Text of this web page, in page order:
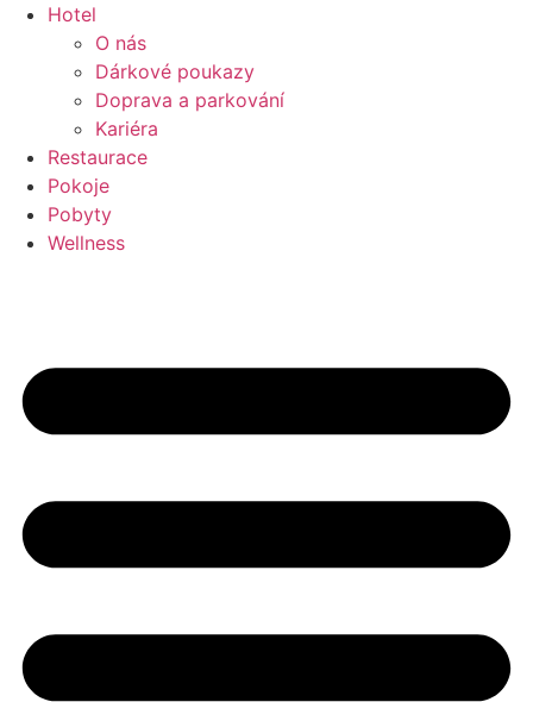
Přejít Hotel
O nás
Dárkové poukazy
Doprava a parkování
Kariéra
Restaurace
Pokoje
Pobyty
Wellness